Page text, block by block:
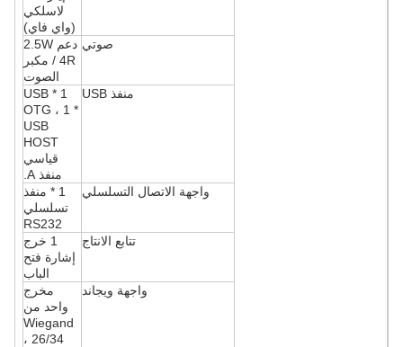
لاسلكي
(واي فاي)
صوتي
دعم 2.5W
/ 4R مكبر
الصوت
منفذ USB
1 * USB
OTG ، 1 *
USB
HOST
قياسي
منفذ A.
واجهة الاتصال التسلسلي
1 * منفذ
تسلسلي
RS232
تتابع الانتاج
1 خرج
إشارة فتح
الباب
واجهة ويجاند
مخرج
واحد من
Wiegand
26/34 ،